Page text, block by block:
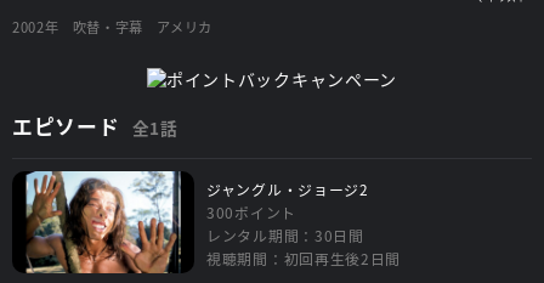
2002年 吹替・字幕 アメリカ
エピソード 全1話
ジャングル・ジョージ2
300ポイント
レンタル期間：30日間
視聴期間：初回再生後2日間